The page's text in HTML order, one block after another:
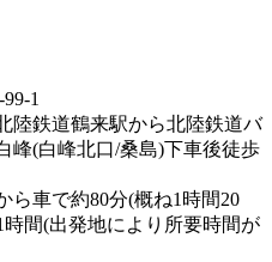
1
陸鉄道鶴来駅から北陸鉄道バ
峰(白峰北口/桑島)下車後徒歩
ら車で約80分(概ね1時間20
間(出発地により所要時間が